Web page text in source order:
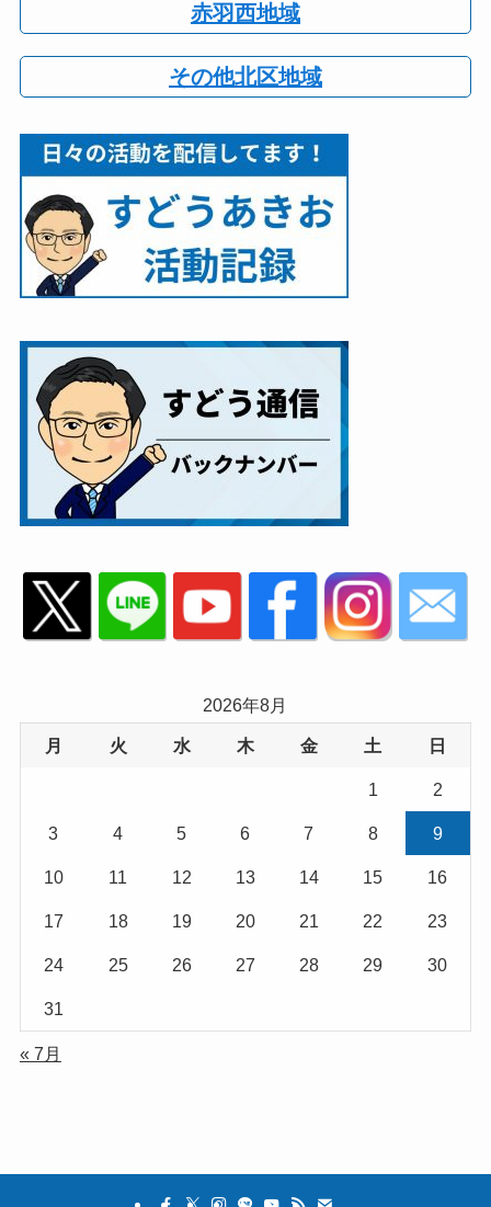
赤羽西地域
その他北区地域
2026年8月
月 火 水 木 金 土 日
1 2
3 4 5 6 7 8 9
10 11 12 13 14 15 16
17 18 19 20 21 22 23
24 25 26 27 28 29 30
31
« 7月